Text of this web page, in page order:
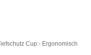
Cup:- Ergonomisch